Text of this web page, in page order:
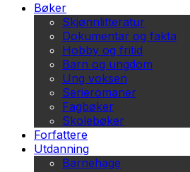
Bøker
Skjønnlitteratur
Dokumentar og fakta
Hobby og fritid
Barn og ungdom
Ung voksen
Serieromaner
Fagbøker
Skolebøker
Forfattere
Utdanning
Barnehage